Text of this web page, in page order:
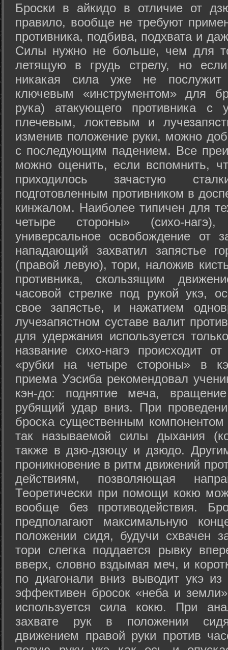
Броски в айкидо в отличие от
правило, вообще не требуют
противника, подбива, подхвата и
Силы нужно не больше, чем для
летящую в грудь стрелу, но
никакая сила уже не
ключевым «инструментом» для
рука) атакующего противника с
плечевым, локтевым и
изменив положение руки, можно
с последующим падением. Все
можно оценить, если вспомнить,
приходилось зачастую
подготовленным противником в
кинжалом. Наиболее типичен для
четыре стороны» (сихо-
универсальное освобождение от
нападающий захватил запястье
(правой левую), тори, наложив
противника, скользящим
часовой стрелке под рукой укэ,
свое запястье, и нажатием
лучезапястном суставе валит
для удержания используется
название сихо-нагэ происходит
«рубки на четыре стороны» в
приема Уэсиба рекомендовал
кэн-до: поднятие меча,
рубящий удар вниз. При
броска существенным компонентом
так называемой силы дыхания
также в дзю-дзюцу и дзюдо.
проникновение в ритм движений
действиям, позволяющая
Теоретически при помощи кокю
вообще без противодействия.
предполагают максимальную
положении сидя, будучи схвачен
тори слегка поддается рывку
вверх, словно вздымая меч, и
по диагонали вниз выводит укэ
эффективен бросок «неба и
используется сила кокю. При
захвате рук в положении
движением правой руки против